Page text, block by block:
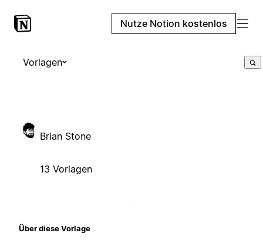
Nutze Notion kostenlos
Vorlagen
Brian Stone
13 Vorlagen
Über diese Vorlage